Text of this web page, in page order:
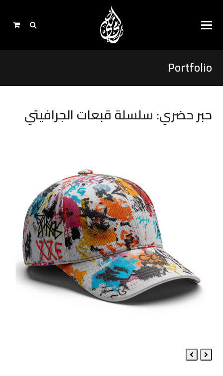
Portfolio
حبر حضري: سلسلة قبعات الجرافيتي
Previous
Next